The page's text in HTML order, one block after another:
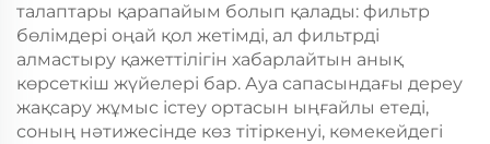
талаптары қарапайым болып қалады: фильтр
бөлімдері оңай қол жетімді, ал фильтрді
алмастыру қажеттілігін хабарлайтын анық
көрсеткіш жүйелері бар. Ауа сапасындағы дереу
жақсару жұмыс істеу ортасын ыңғайлы етеді,
соның нәтижесінде көз тітіркенуі, көмекейдегі